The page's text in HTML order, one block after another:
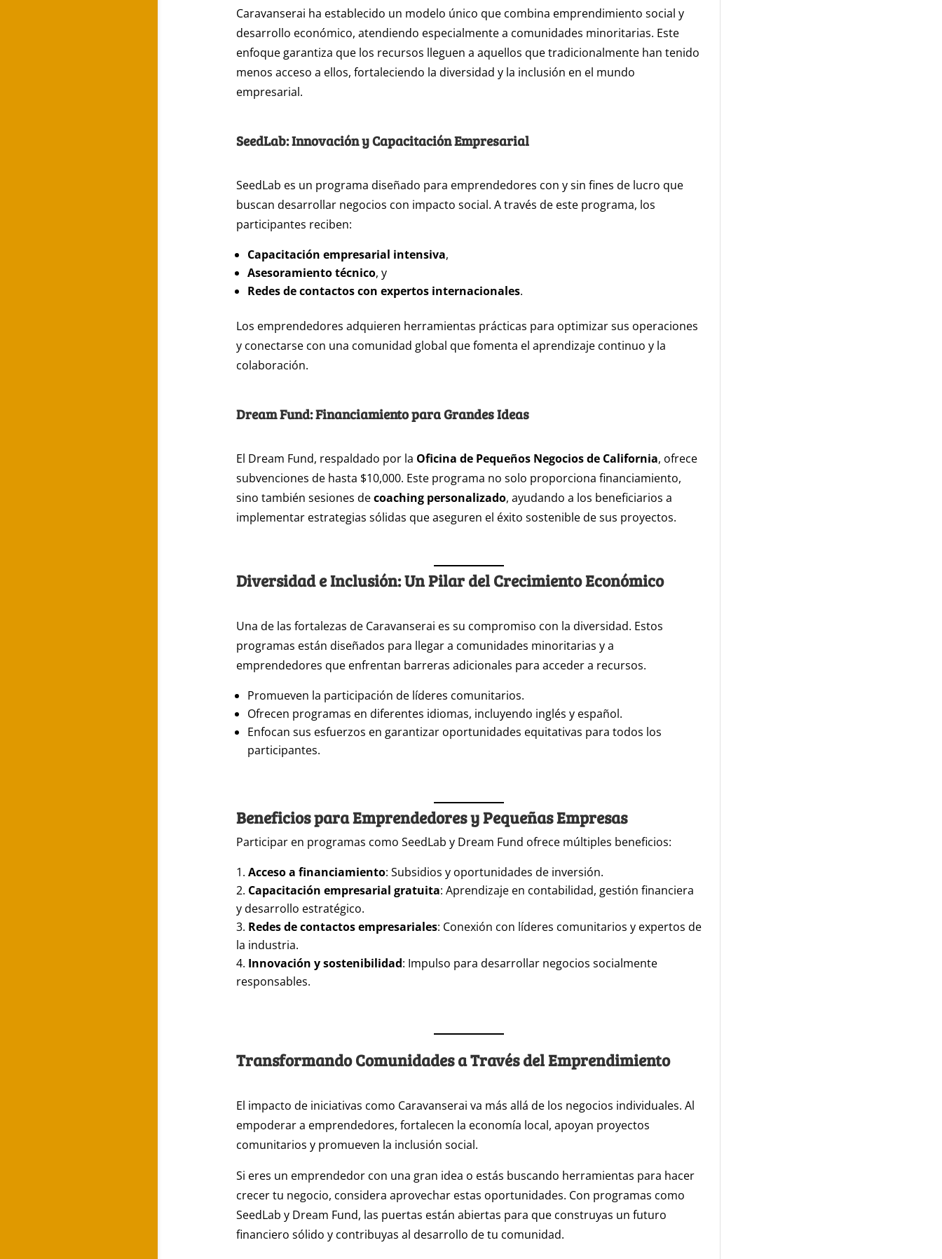
Caravanserai ha establecido un modelo único que combina emprendimiento social y
desarrollo económico, atendiendo especialmente a comunidades minoritarias. Este
enfoque garantiza que los recursos lleguen a aquellos que tradicionalmente han tenido
menos acceso a ellos, fortaleciendo la diversidad y la inclusión en el mundo
empresarial.
SeedLab: Innovación y Capacitación Empresarial
SeedLab es un programa diseñado para emprendedores con y sin fines de lucro que
buscan desarrollar negocios con impacto social. A través de este programa, los
participantes reciben:
Capacitación empresarial intensiva,
Asesoramiento técnico, y
Redes de contactos con expertos internacionales.
Los emprendedores adquieren herramientas prácticas para optimizar sus operaciones
y conectarse con una comunidad global que fomenta el aprendizaje continuo y la
colaboración.
Dream Fund: Financiamiento para Grandes Ideas
El Dream Fund, respaldado por la Oficina de Pequeños Negocios de California, ofrece
subvenciones de hasta $10,000. Este programa no solo proporciona financiamiento,
sino también sesiones decoaching personalizado, ayudando a los beneficiarios a
implementar estrategias sólidas que aseguren el éxito sostenible de sus proyectos.
Diversidad e Inclusión: Un Pilar del Crecimiento Económico
Una de las fortalezas de Caravanserai es su compromiso con la diversidad. Estos
programas están diseñados para llegar a comunidades minoritarias y a
emprendedores que enfrentan barreras adicionales para acceder a recursos.
Promueven la participación de líderes comunitarios.
Ofrecen programas en diferentes idiomas, incluyendo inglés y español.
Enfocan sus esfuerzos en garantizar oportunidades equitativas para todos los
participantes.
Beneficios para Emprendedores y Pequeñas Empresas
Participar en programas como SeedLab y Dream Fund ofrece múltiples beneficios:
Acceso a financiamiento: Subsidios y oportunidades de inversión.
Capacitación empresarial gratuita: Aprendizaje en contabilidad, gestión financiera
y desarrollo estratégico.
Redes de contactos empresariales: Conexión con líderes comunitarios y expertos de
la industria.
Innovación y sostenibilidad: Impulso para desarrollar negocios socialmente
responsables.
Transformando Comunidades a Través del Emprendimiento
El impacto de iniciativas como Caravanserai va más allá de los negocios individuales. Al
empoderar a emprendedores, fortalecen la economía local, apoyan proyectos
comunitarios y promueven la inclusión social.
Si eres un emprendedor con una gran idea o estás buscando herramientas para hacer
crecer tu negocio, considera aprovechar estas oportunidades. Con programas como
SeedLab y Dream Fund, las puertas están abiertas para que construyas un futuro
financiero sólido y contribuyas al desarrollo de tu comunidad.